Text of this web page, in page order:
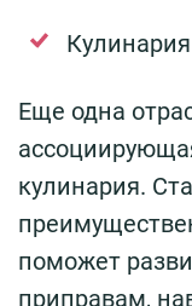
Кулинария
Еще одна
кулинария.
поможет
приправам,